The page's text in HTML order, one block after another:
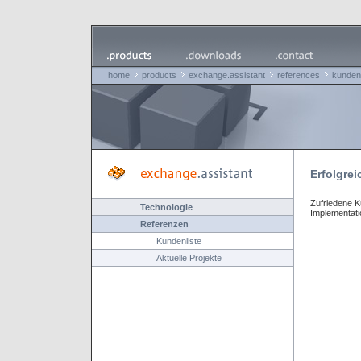
home products exchange.assistant references kunden
Technologie
Referenzen
Kundenliste
Aktuelle Projekte
Zufriedene